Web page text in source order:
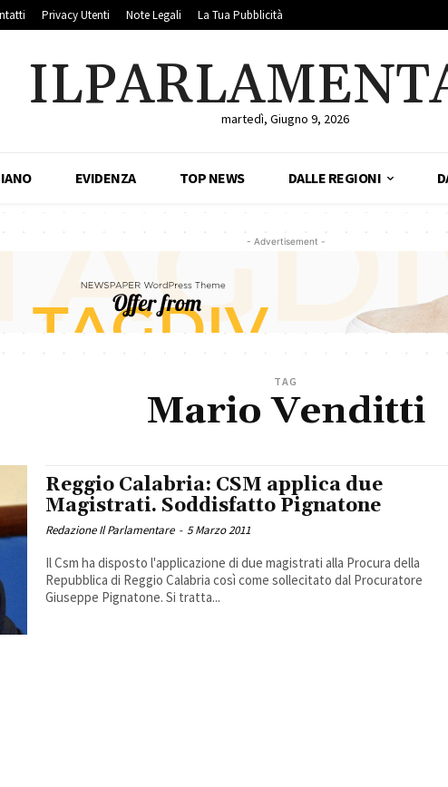
Privacy Utenti Note Legali La Tua Pubblicità
martedì, Giugno 9, 2026
EVIDENZA TOP NEWS DALLE REGIONI
- Advertisement -
TAG
Mario Venditti
Reggio Calabria: CSM applica due
Magistrati. Soddisfatto Pignatone
Redazione Il Parlamentare - 5 Marzo 2011
Il Csm ha disposto l'applicazione di due magistrati alla Procura della
Repubblica di Reggio Calabria così come sollecitato dal Procuratore
Giuseppe Pignatone. Si tratta...